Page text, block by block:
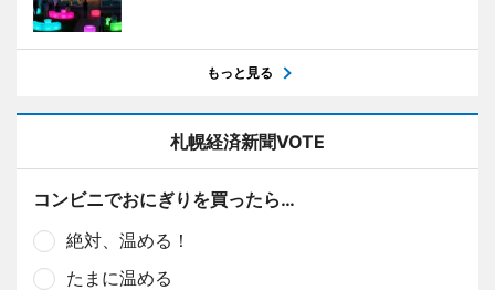
もっと見る
札幌経済新聞VOTE
コンビニでおにぎりを買ったら…
絶対、温める！
たまに温める